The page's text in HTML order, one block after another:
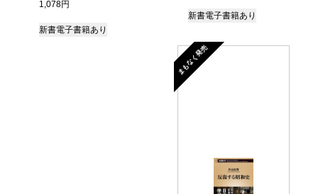
1,078円
新書電子書籍あり
新書電子書籍あり
まもなく発売